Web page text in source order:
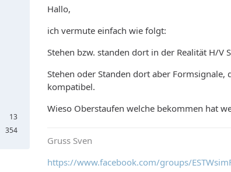
13
354
Hallo,
ich vermute einfach wie folgt:
Stehen bzw. standen dort in der Realität H/V
Stehen oder Standen dort aber Formsignale,
kompatibel.
Wieso Oberstaufen welche bekommen hat
Gruss Sven
https://www.facebook.com/groups/